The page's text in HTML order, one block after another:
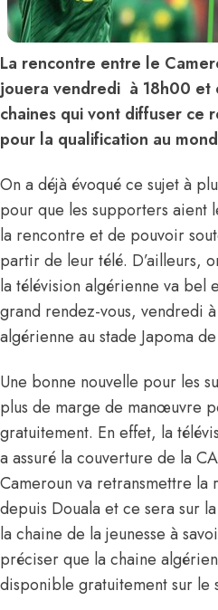
La rencontre entre le
jouera vendredi à 18h00 et
chaines qui vont diffuser ce
pour la qualification au
On a déjà évoqué ce sujet à
pour que les supporters aient
la rencontre et de pouvoir
partir de leur télé. D’ailleurs,
la télévision algérienne va bel
grand rendez-vous, vendredi
algérienne au stade Japoma
Une bonne nouvelle pour les
plus de marge de manœuvre
gratuitement. En effet, la
a assuré la couverture de la
Cameroun va retransmettre
depuis Douala et ce sera sur
la chaine de la jeunesse à
préciser que la chaine
disponible gratuitement sur le